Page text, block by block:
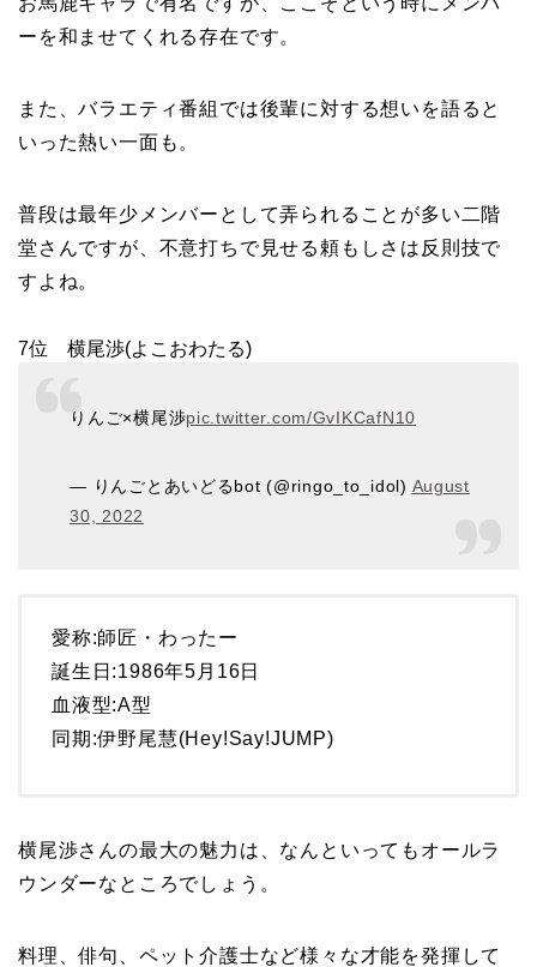
ーを和ませてくれる存在です。
また、バラエティ番組では後輩に対する想いを語ると
いった熱い一面も。
普段は最年少メンバーとして弄られることが多い二階
堂さんですが、不意打ちで見せる頼もしさは反則技で
すよね。
7位 横尾渉(よこおわたる)
りんご×横尾渉pic.twitter.com/GvIKCafN10
— りんごとあいどるbot (@ringo_to_idol) August
30, 2022
愛称:師匠・わったー
誕生日:1986年5月16日
血液型:A型
同期:伊野尾慧(Hey!Say!JUMP)
横尾渉さんの最大の魅力は、なんといってもオールラ
ウンダーなところでしょう。
料理、俳句、ペット介護士など様々な才能を発揮して